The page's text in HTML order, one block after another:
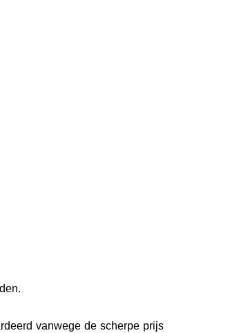
vanwege de scherpe prijs